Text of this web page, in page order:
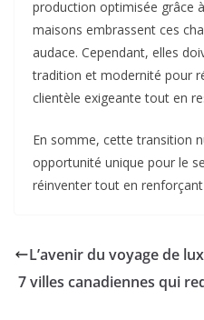
production optimisée grâce
maisons embrassent ces
audace. Cependant, elles
tradition et modernité pour
clientèle exigeante tout en
En somme, cette transition
opportunité unique pour le
réinventer tout en
L’avenir du voyage de
7 villes canadiennes qui